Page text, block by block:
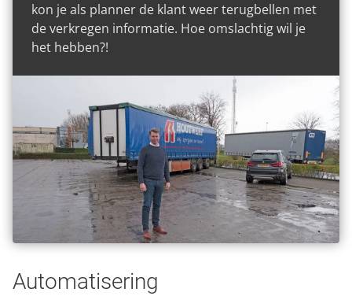
kon je als planner de klant weer terugbellen met
de verkregen informatie. Hoe omslachtig wil je
het hebben?!
Automatisering